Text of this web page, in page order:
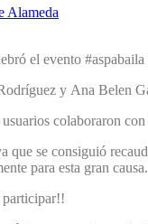
Alameda
el evento
y Ana Belen
colaboraron
que se consiguió
para esta gran causa.
participar!!